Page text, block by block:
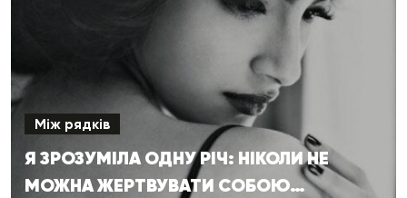
Між рядків
Я ЗРОЗУМІЛА ОДНУ РІЧ: НІКОЛИ НЕ
МОЖНА ЖЕРТВУВАТИ СОБОЮ…